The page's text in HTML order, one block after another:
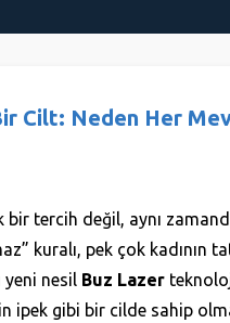
Cilt: Neden Her
tercih değil, aynı
kuralı, pek çok kadının
yeni nesil Buz Lazer
ipek gibi bir cilde sahip